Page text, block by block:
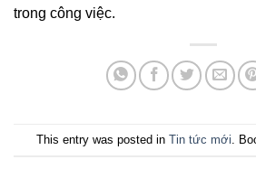
trong công việc.
This entry was posted in Tin tức mới .